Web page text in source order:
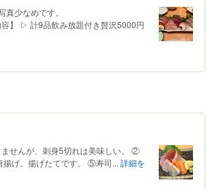
少なめです。
】 ︎▷ 計9品飲み放題付き贅沢5000円
せんが、刺身5切れは美味しい。 ②
げ。揚げたてです。 ⑤寿司... 詳細を